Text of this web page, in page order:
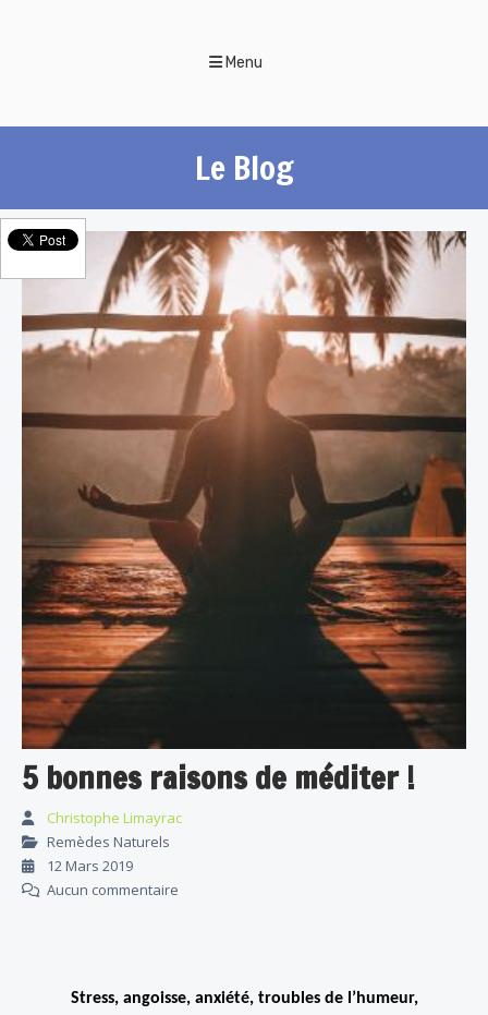
Menu
Le Blog
5 bonnes raisons de méditer !
Christophe Limayrac
Remèdes Naturels
12 Mars 2019
Aucun commentaire
Stress, angoisse, anxiété, troubles de l’humeur,